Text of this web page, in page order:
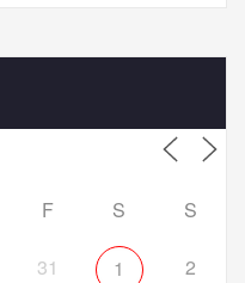
F S S
31 1 2